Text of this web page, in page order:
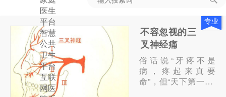
医生
平台
智慧
公共
卫生
平台
互联
网医
不容忽视的三
叉神经痛
俗话说“牙疼不是
病，疼起来真要
命”，但“天下第一痛”
专业